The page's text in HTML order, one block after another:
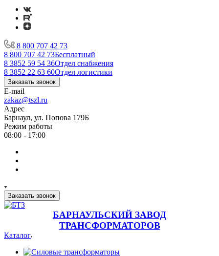
8 800 707 42 73
8 800 707 42 73Бесплатный
8 3852 59 54 36Отдел снабжения
8 3852 22 63 60Отдел логистики
Заказать звонок
E-mail
zakaz@tszl.ru
Адрес
Барнаул, ул. Попова 179Б
Режим работы
08:00 - 17:00
Заказать звонок
БАРНАУЛЬСКИЙ ЗАВОД
ТРАНСФОРМАТОРОВ
Каталог